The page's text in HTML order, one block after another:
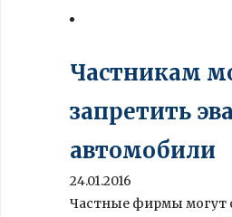
Частникам
запретить
автомобили
24.01.2016
Частные фирмы могут